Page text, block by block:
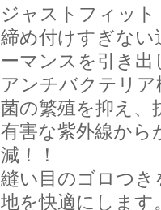
ジャストフィット
締め付けすぎない
ーマンスを引き出
アンチバクテリ
菌の繁殖を抑え、
有害な紫外線から
減！！
縫い目のゴロつ
地を快適にします